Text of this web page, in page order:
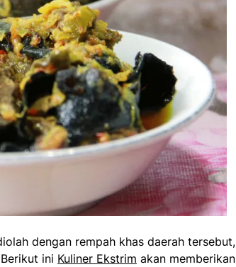
dengan rempah khas daerah tersebut,
ini Kuliner Ekstrim akan memberikan